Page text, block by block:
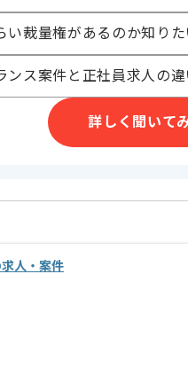
い裁量権があるのか知りた
ンス案件と正社員求人の
詳しく聞いて
人・案件